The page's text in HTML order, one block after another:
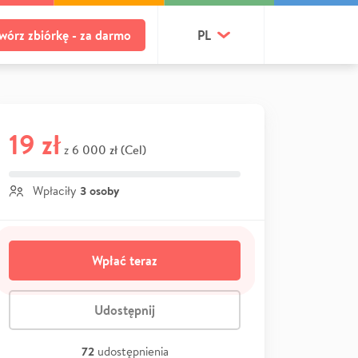
zbiórkę - za darmo PL
19 zł z 6 000 zł (Cel)
Wpłaciły 3 osoby
Wpłać teraz
Udostępnij
72 udostępnienia